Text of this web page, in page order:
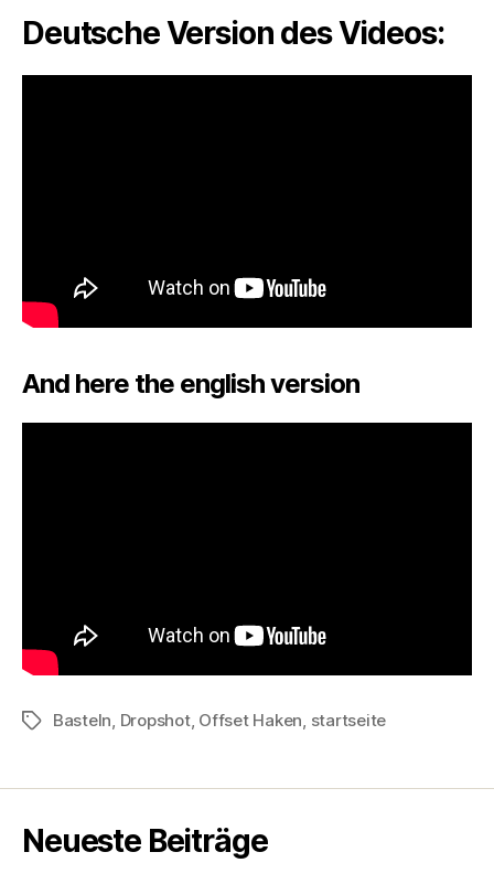
Deutsche Version des Videos:
And here the english version
Schlagwörter
Basteln, Dropshot, Offset Haken, startseite
Neueste Beiträge